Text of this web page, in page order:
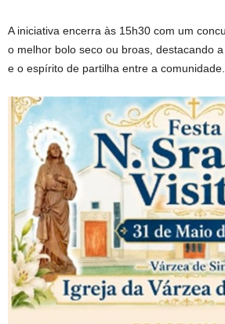
A iniciativa encerra às 15h30 com um
o melhor bolo seco ou broas, destacando
e o espírito de partilha entre a comunidade.